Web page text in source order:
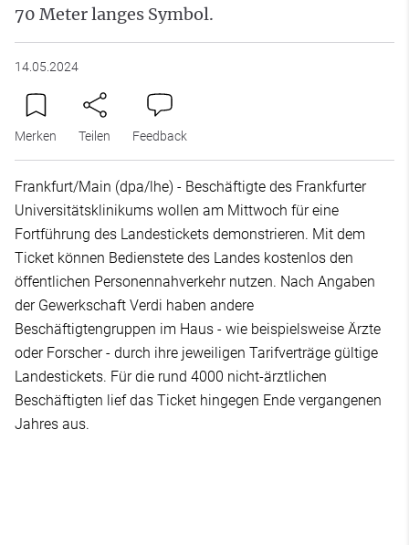
70 Meter langes Symbol.
14.05.2024
Merken Teilen Feedback
Frankfurt/Main (dpa/lhe) - Beschäftigte des Frankfurter
Universitätsklinikums wollen am Mittwoch für eine
Fortführung des Landestickets demonstrieren. Mit dem
Ticket können Bedienstete des Landes kostenlos den
öffentlichen Personennahverkehr nutzen. Nach Angaben
der Gewerkschaft Verdi haben andere
Beschäftigtengruppen im Haus - wie beispielsweise Ärzte
oder Forscher - durch ihre jeweiligen Tarifverträge gültige
Landestickets. Für die rund 4000 nicht-ärztlichen
Beschäftigten lief das Ticket hingegen Ende vergangenen
Jahres aus.